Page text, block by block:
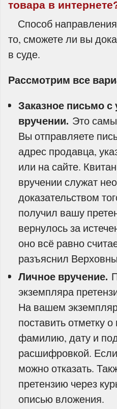
товара в
Способ
то, сможете ли вы
в суде.
Рассмотрим все
Заказное письмо
вручении. Это
Вы отправляете
адрес продавца,
или на сайте.
вручении служат
доказательством
получил вашу
вернулось за
оно всё равно
разъяснил
Личное вручение.
экземпляра
На вашем
поставить отметку
фамилию, дату и
расшифровкой.
можно отказать.
претензию через
описью вложения.